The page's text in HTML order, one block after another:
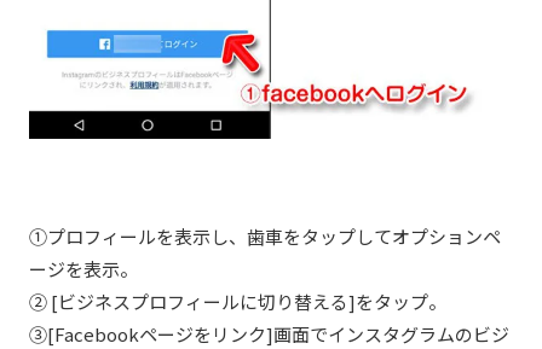
①プロフィールを表示し、歯車をタップしてオプションペ
ージを表示。
② [ビジネスプロフィールに切り替える]をタップ。
③[Facebookページをリンク]画面でインスタグラムのビジ